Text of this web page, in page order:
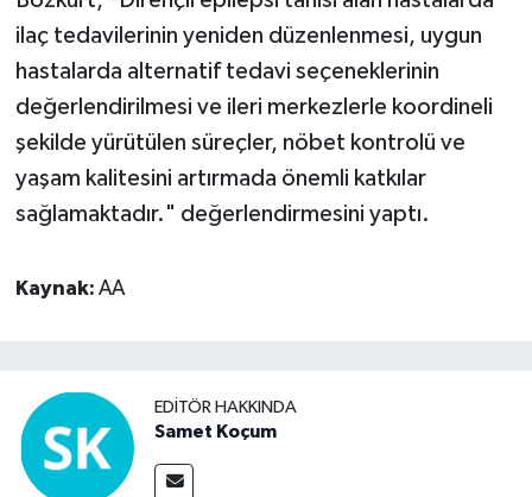
ilaç tedavilerinin yeniden düzenlenmesi, uygun
hastalarda alternatif tedavi seçeneklerinin
değerlendirilmesi ve ileri merkezlerle koordineli
şekilde yürütülen süreçler, nöbet kontrolü ve
yaşam kalitesini artırmada önemli katkılar
sağlamaktadır." değerlendirmesini yaptı.
Kaynak: AA
EDITÖR HAKKINDA
Samet Koçum